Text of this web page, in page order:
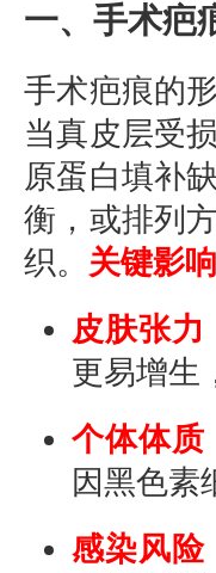
一、手术疤
手术疤痕的
当真皮层受
原蛋白填补
衡，或排列
织。 关键影
皮肤张力
更易增生
个体体质
因黑色素
感染风险